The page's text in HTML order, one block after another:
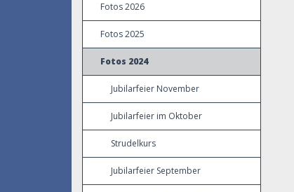
Fotos 2026
Fotos 2025
Fotos 2024
Jubilarfeier November
Jubilarfeier im Oktober
Strudelkurs
Jubilarfeier September